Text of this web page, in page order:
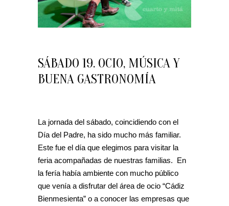
SÁBADO 19. OCIO, MÚSICA Y
BUENA GASTRONOMÍA
La jornada del sábado, coincidiendo con el
Día del Padre, ha sido mucho más familiar.
Este fue el día que elegimos para visitar la
feria acompañadas de nuestras familias. En
la fería había ambiente con mucho público
que venía a disfrutar del área de ocio “Cádiz
Bienmesienta” o a conocer las empresas que